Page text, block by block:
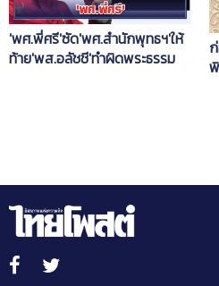
'พศ.พี่ศรี'ซัด'พศ.สำนักพุทธฯ'ให้
ท้าย'พส.อลัชชี'ทำผิดพระธรรม